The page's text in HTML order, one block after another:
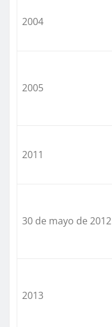
2004
2005
2011
30 de mayo de 2012
2013